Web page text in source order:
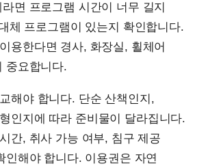
면 프로그램 시간이 너무 길지
체 프로그램이 있는지 확인합니다.
용한다면 경사, 화장실, 휠체어
중요합니다.
해야 합니다. 단순 산책인지,
인지에 따라 준비물이 달라집니다.
간, 취사 가능 여부, 침구 제공
인해야 합니다. 이용권은 자연